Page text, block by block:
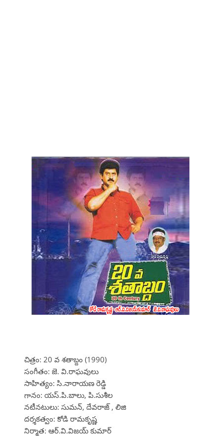
చిత్రం: 20 వ శతాబ్దం (1990)
సంగీతం: జె. వి.రాఘవులు
సాహిత్యం: సి.నారాయణ రెడ్డి
గానం: యస్.పి.బాలు, పి.సుశీల
నటీనటులు: సుమన్, దేవరాజ్ , లిజి
దర్శకత్వం: కోడి రామకృష్ణ
నిర్మాత: ఆర్.వి.విజయ్ కుమార్